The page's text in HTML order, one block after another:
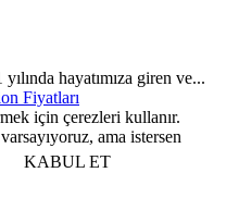
hayatımıza giren ve...
Fiyatları
için çerezleri kullanır.
ama istersen
KABUL ET